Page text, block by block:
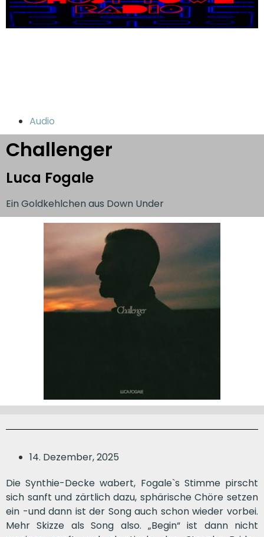
Audio
Challenger
Luca Fogale
Ein Goldkehlchen aus Down Under
14. Dezember, 2025
Die Synthie-Decke wabert, Fogale`s Stimme pirscht
sich sanft und zärtlich dazu, sphärische Chöre setzen
ein -und dann ist der Song auch schon wieder vorbei.
Mehr Skizze als Song also. „Begin“ ist dann nicht